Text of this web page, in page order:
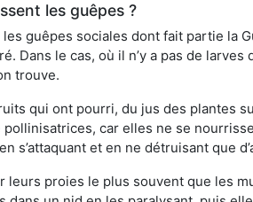
les guêpes ?
guêpes sociales dont fait partie la
Dans le cas, où il n’y a pas de
trouve.
qui ont pourri, du jus des plantes
car elles ne se
s’attaquant et en ne détruisant que
leurs proies le plus souvent que les